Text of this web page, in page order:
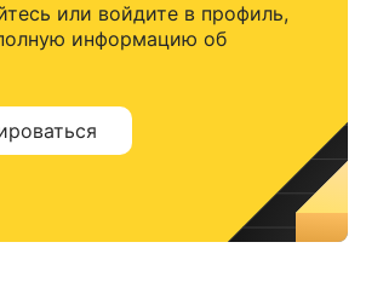
или войдите в профиль,
информацию об